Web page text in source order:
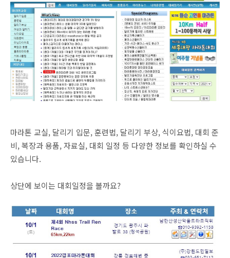
마라톤 교실, 달리기 입문, 훈련법, 달리기 부상, 식이요법, 대회 준
비, 복장과 용품, 자료실, 대회 일정 등 다양한 정보를 확인하실 수
있습니다.
상단에 보이는 대회일정을 볼까요?